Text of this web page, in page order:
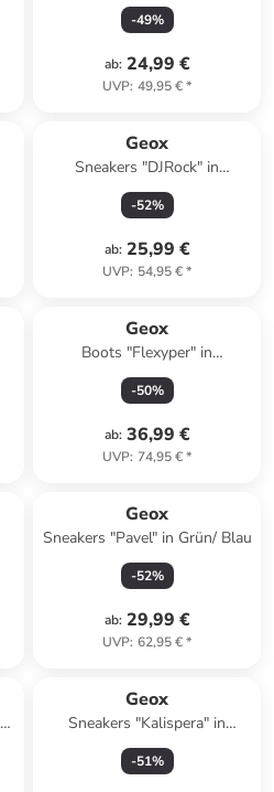
-49%
ab: 24,99 €
UVP: 49,95 €*
Geox
Sneakers "DJRock" in
Dunkelblau
-52%
ab: 25,99 €
UVP: 54,95 €*
Geox
Boots "Flexyper" in
Dunkelblau
-50%
ab: 36,99 €
UVP: 74,95 €*
Geox
Sneakers "Pavel" in Grün/ Blau
-52%
ab: 29,99 €
UVP: 62,95 €*
Geox
Sneakers "Kalispera" in
Anthrazit
-51%